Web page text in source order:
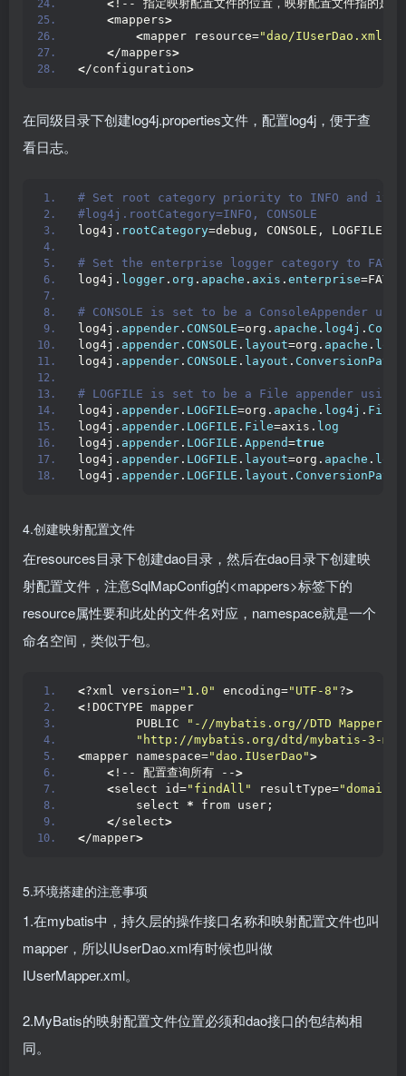
< !-- 指定映射配置文件的位置，映射配置文件指的是
<mappers>
<mapper resource="dao/IUserDao.xml"
</mappers>
</configuration>
在同级目录下创建log4j.properties文件，配置log4j，便于查
看日志。
# Set root category priority to INFO and its
#log4j.rootCategory=INFO, CONSOLE
log4j. rootCategory=debug, CONSOLE, LOGFILE
# Set the enterprise logger category to FATAL
log4j. logger . org . apache . axis . enterprise
# CONSOLE is set to be a ConsoleAppender
log4j. appender . CONSOLE=org. apache . log4j .
log4j. appender . CONSOLE . layout=org. apache .
log4j. appender . CONSOLE . layout .
# LOGFILE is set to be a File appender using
log4j. appender . LOGFILE=org. apache . log4j .
log4j. appender . LOGFILE . File=axis. log
log4j. appender . LOGFILE . Append=true
log4j. appender . LOGFILE . layout=org. apache .
log4j. appender . LOGFILE . layout .
4.创建映射配置文件
在resources目录下创建dao目录，然后在dao目录下创建映
射配置文件，注意SqlMapConfig的<mappers>标签下的
resource属性要和此处的文件名对应，namespace就是一个
命名空间，类似于包。
<?xml version="1.0" encoding="UTF-8" ?>
< !DOCTYPE mapper
        PUBLIC
"-//mybatis.org//DTD Mapper
"http://mybatis.org/dtd/mybatis-3-
<mapper namespace="dao.IUserDao">
< !-- 配置查询所有 -->
<select id="findAll" resultType=
        select
* from user;
</select>
</mapper>
5.环境搭建的注意事项
1.在mybatis中，持久层的操作接口名称和映射配置文件也叫
mapper，所以IUserDao.xml有时候也叫做
IUserMapper.xml。
2.MyBatis的映射配置文件位置必须和dao接口的包结构相
同。